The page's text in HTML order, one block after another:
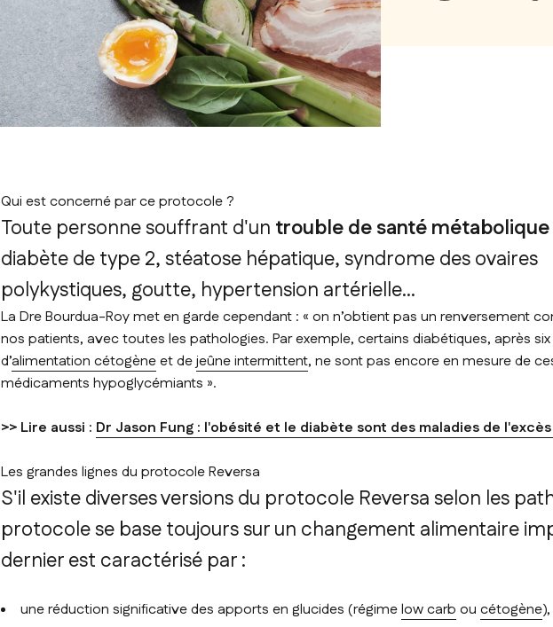
Qui est concerné par ce protocole ?
Toute personne souffrant d'un trouble de santé métabolique
diabète de type 2, stéatose hépatique, syndrome des ovaires
polykystiques, goutte, hypertension artérielle...
La Dre Bourdua-Roy met en garde cependant : « on n’obtient pas un renversement
nos patients, avec toutes les pathologies. Par exemple, certains diabétiques, après
d’alimentation cétogèneet dejeûne intermittent, ne sont pas encore en mesure de
médicaments hypoglycémiants ».
>> Lire aussi : Dr Jason Fung : l'obésité et le diabète sont des maladies de
Les grandes lignes du protocole Reversa
S'il existe diverses versions du protocole Reversa selon les
protocole se base toujours sur un changement alimentaire
dernier est caractérisé par :
une réduction significative des apports en glucides (régimelow carb ou cétogène),